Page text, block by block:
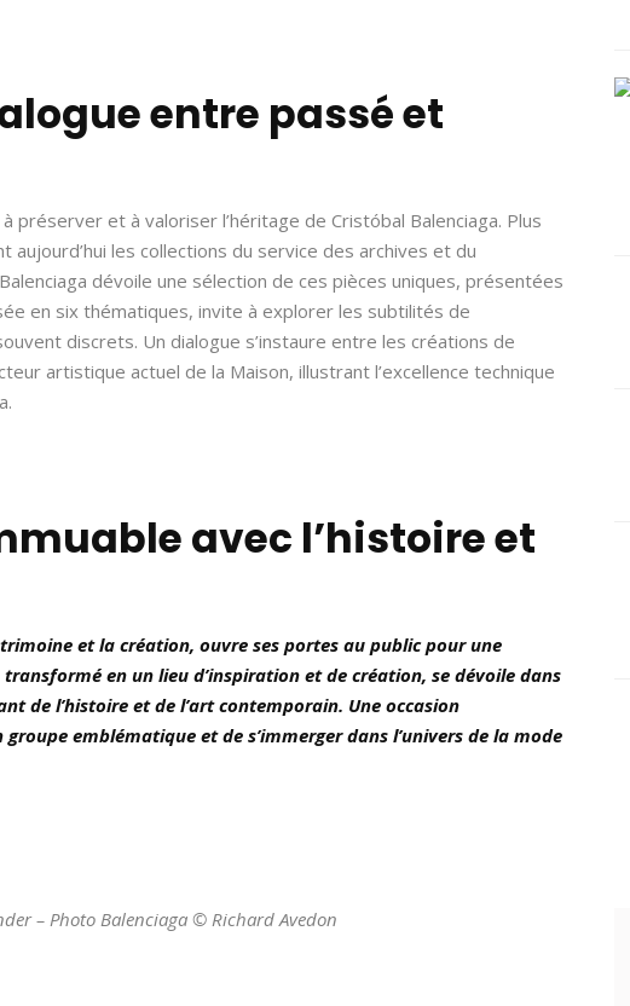
entre passé et
préserver et à valoriser l’héritage de Cristóbal Balenciaga. Plus
les collections du service des archives et du
dévoile une sélection de ces pièces uniques, présentées
en six thématiques, invite à explorer les subtilités de
discrets. Un dialogue s’instaure entre les créations de
artistique actuel de la Maison, illustrant l’excellence technique
avec l’histoire et
et la création, ouvre ses portes au public pour une
en un lieu d’inspiration et de création, se dévoile dans
de l’histoire et de l’art contemporain. Une occasion
emblématique et de s’immerger dans l’univers de la mode
– Photo Balenciaga © Richard Avedon